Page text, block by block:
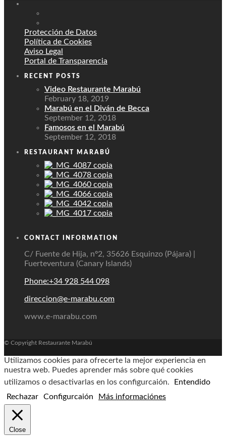
Protección de Datos
Política de Cookies
Aviso Legal
Portal de Transparencia
RECENT POSTS
Video Restaurante Marabú
February 18, 2019
Marabú en el Diván de Becca
September 12, 2018
Famosos en el Marabú
September 12, 2018
RESTAURANT MARABÚ
CONTACT INFORMATION
C/ Fuente de Hija, nº2, 35626 Esquinzo (Pájara) |
Fuerteventura (Canary Islands)
Phone:+34 928 544 098
direccion@e-marabu.com
www.e-marabu.com
© Copyright Restaurante Marabú
Utilizamos cookies para ofrecerte la mejor experiencia en
nuestra web. Puedes aprender más sobre qué cookies
utilizamos o desactivarlas en los configurcaión.
Entendido
Rechazar
Configurcaión Más informaciónes
Close